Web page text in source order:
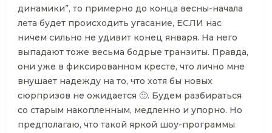
динамики”, то примерно до конца весны-начала
лета будет происходить угасание, ЕСЛИ нас
ничем сильно не удивит конец января. На него
выпадают тоже весьма бодрые транзиты. Правда,
они уже в фиксированном кресте, что лично мне
внушает надежду на то, что хотя бы новых
сюрпризов не ожидается 🙂. Будем разбираться
со старым накопленным, медленно и упорно. Но
предполагаю, что такой яркой шоу-программы